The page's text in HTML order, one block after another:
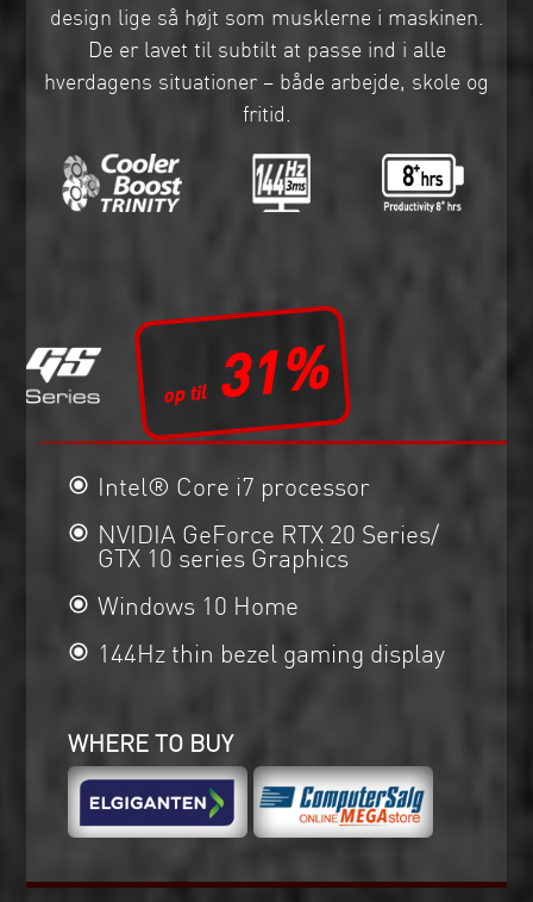
design lige så højt som musklerne i maskinen.
De er lavet til subtilt at passe ind i alle
hverdagens situationer – både arbejde, skole og
fritid.
31%
Intel® Core i7 processor
NVIDIA GeForce RTX 20 Series/
GTX 10 series Graphics
Windows 10 Home
144Hz thin bezel gaming display
WHERE TO BUY